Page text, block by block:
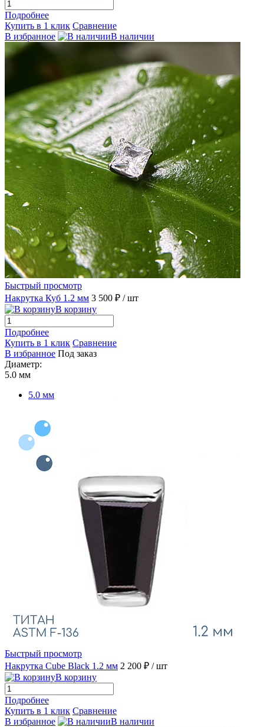
Подробнее
Купить в 1 клик Сравнение
В избранное
В наличии
Быстрый просмотр
Накрутка Куб 1.2 мм 3 500 ₽ / шт
В корзину
Подробнее
Купить в 1 клик Сравнение
В избранное Под заказ
Диаметр:
5.0 мм
5.0 мм
Быстрый просмотр
Накрутка Cube Black 1.2 мм 2 200 ₽ / шт
В корзину
Подробнее
Купить в 1 клик Сравнение
В избранное
В наличии